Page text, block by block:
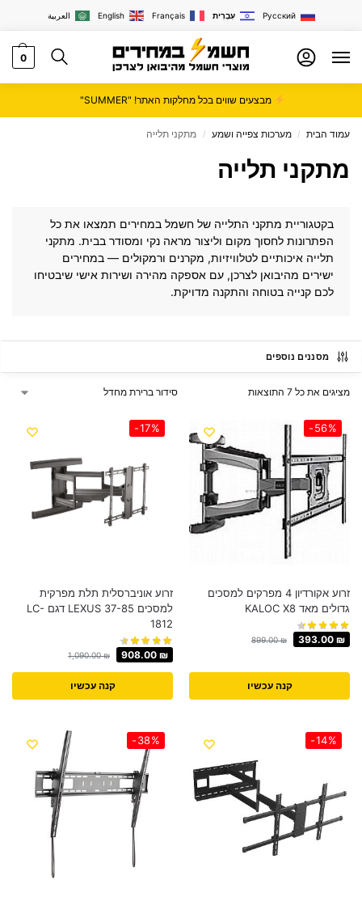
العربية English Français עִבְרִית Русский
0
מבצעים שווים בכל מחלקות האתר! "SUMMER"
עמוד הבית / מערכות צפייה ושמע / מתקני תלייה
מתקני תלייה
בקטגוריית מתקני התלייה של חשמל במחירים תמצאו את כל
הפתרונות לחסוך מקום וליצור מראה נקי ומסודר בבית. מתקני
תלייה איכותיים לטלוויזיות, מקרנים ורמקולים — במחירים
ישירים מהיבואן לצרכן, עם אספקה מהירה ושירות אישי שיבטיחו
לכם קנייה בטוחה והתקנה מדויקת.
מסננים נוספים
מציגים את כל ⁦7⁩ התוצאות
-56%
זרוע אקורדיון 4 מפרקים למסכים
גדולים מאד KALOC X8
899.00₪ 393.00 ₪
קנה עכשיו
-17%
זרוע אוניברסלית תלת מפרקית
למסכים 37-85 LEXUS דגם LC-
1812
1,090.00₪ 908.00 ₪
קנה עכשיו
-14%
-38%